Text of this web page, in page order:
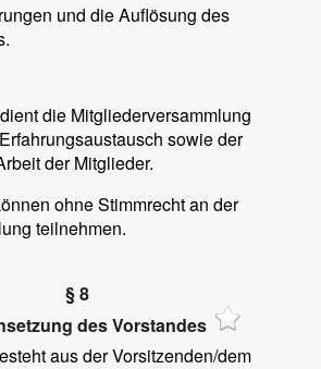
und die Auflösung des
die Mitgliederversammlung
sowie der
der Mitglieder.
ohne Stimmrecht an der
teilnehmen.
§ 8
des Vorstandes
aus der Vorsitzenden/dem